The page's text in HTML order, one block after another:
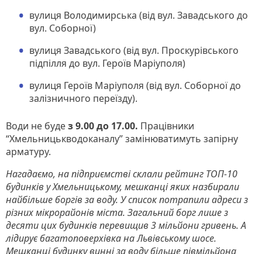
вулиця Володимирська (від вул. Завадського до
вул. Соборної)
вулиця Завадського (від вул. Проскурівського
підпілля до вул. Героїв Маріуполя)
вулиця Героїв Маріуполя (від вул. Соборної до
залізничного переїзду).
Води не будез 9.00 до 17.00. Працівники
“Хмельницькводоканалу” замінюватимуть запірну
арматуру.
Нагадаємо, на підприємстві склали рейтинг ТОП-10
будинків у Хмельницькому, мешканці яких назбирали
найбільше боргів за воду. У список потрапили адреси з
різних мікрорайонів міста. Загальний борг лише з
десяти цих будинків перевищив 3 мільйони гривень. А
лідирує багатоповерхівка на Львівському шосе.
Мешканці будинку винні за воду більше півмільйона